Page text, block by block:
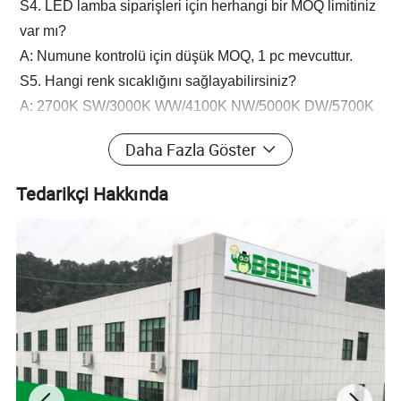
S4. LED lamba siparişleri için herhangi bir MOQ limitiniz
var mı?
A: Numune kontrolü için düşük MOQ, 1 pc mevcuttur.
S5. Hangi renk sıcaklığını sağlayabilirsiniz?
A: 2700K SW/3000K WW/4100K NW/5000K DW/5700K
CW/6500K SCW SAĞLAYABILIRIZ.
S6. Malları nasıl gönderiyorsun? Varmak ne kadar sürer?
gönderilmektedir. Varmak genellikle 3-5 iş günü sürer.
Havayolu ve deniz yük de isteğe bağlıdır.
S7. LED ışıkları sipariş etme işlemine nasıl devam
etmelisiniz?
C: Öncelikle gereksinimlerinizi veya başvurunuzu bize
haber verin.
İkinci olarak, gereksinimlerinize veya önerilerimize göre
fiyat teklifi vereceğiz.
Daha Fazla Göster
Tedarikçi Hakkında